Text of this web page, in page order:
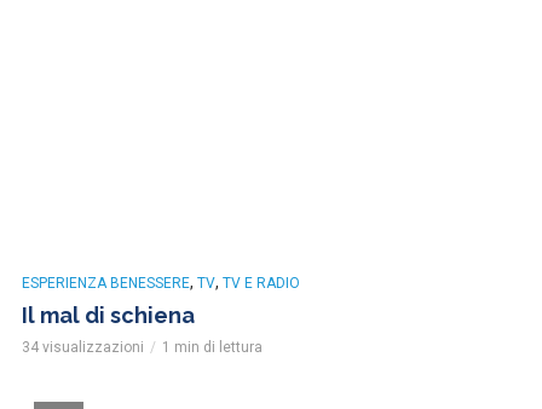
ESPERIENZA BENESSERE, TV, TV E RADIO
Il mal di schiena
34 visualizzazioni 1 min di lettura